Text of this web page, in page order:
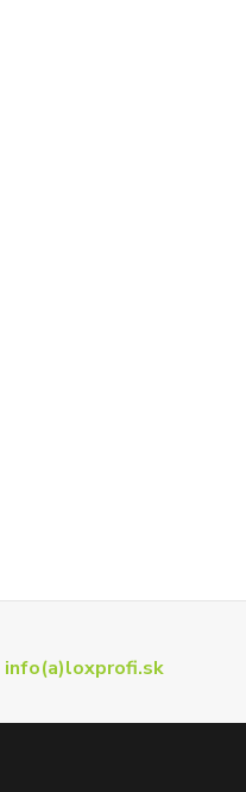
info(a)loxprofi.sk